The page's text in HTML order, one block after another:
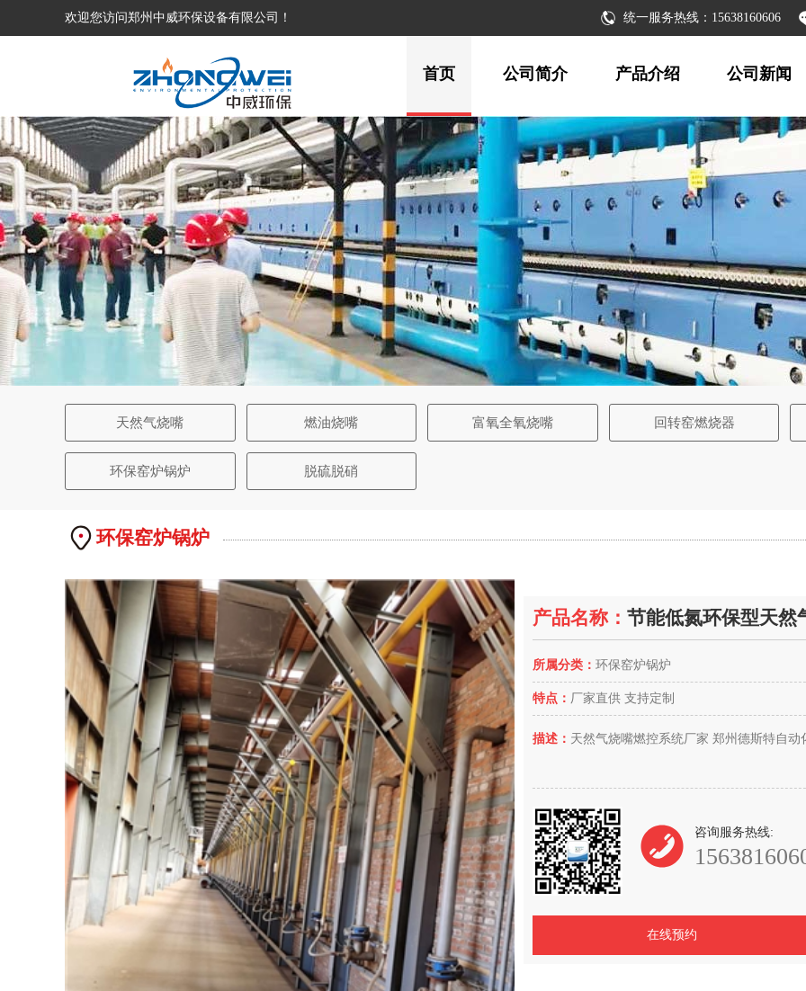
欢迎您访问郑州中威环保设备有限公司！ 统一服务热线：15638160606
首页 公司简介 产品介绍 公司新闻
天然气烧嘴 燃油烧嘴 富氧全氧烧嘴 回转窑燃烧器
环保窑炉锅炉 脱硫脱硝
环保窑炉锅炉
产品名称： 节能低氮环保型天然
所属分类： 环保窑炉锅炉
特点： 厂家直供 支持定制
描述： 天然气烧嘴燃控系统厂家 郑州德斯特自动
咨询服务热线:
在线预约